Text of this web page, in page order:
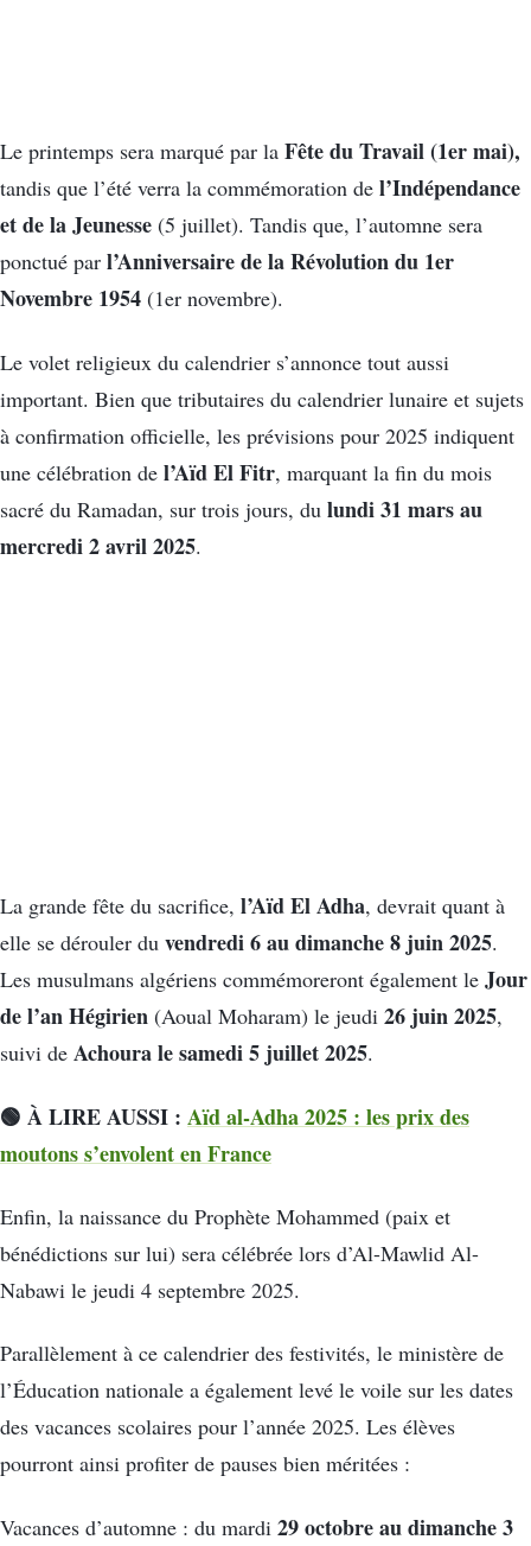
Le printemps sera marqué par la Fête du Travail (1er mai),
tandis que l’été verra la commémoration de l’Indépendance
et de la Jeunesse (5 juillet). Tandis que, l’automne sera
ponctué par l’Anniversaire de la Révolution du 1er
Novembre 1954 (1er novembre).
Le volet religieux du calendrier s’annonce tout aussi
important. Bien que tributaires du calendrier lunaire et sujets
à confirmation officielle, les prévisions pour 2025 indiquent
une célébration de l’Aïd El Fitr, marquant la fin du mois
sacré du Ramadan, sur trois jours, du lundi 31 mars au
mercredi 2 avril 2025.
La grande fête du sacrifice, l’Aïd El Adha, devrait quant à
elle se dérouler du vendredi 6 au dimanche 8 juin 2025.
Les musulmans algériens commémoreront également le Jour
de l’an Hégirien (Aoual Moharam) le jeudi 26 juin 2025,
suivi de Achoura le samedi 5 juillet 2025.
🟢 À LIRE AUSSI : Aïd al-Adha 2025 : les prix des
moutons s’envolent en France
Enfin, la naissance du Prophète Mohammed (paix et
bénédictions sur lui) sera célébrée lors d’Al-Mawlid Al-
Nabawi le jeudi 4 septembre 2025.
Parallèlement à ce calendrier des festivités, le ministère de
l’Éducation nationale a également levé le voile sur les dates
des vacances scolaires pour l’année 2025. Les élèves
pourront ainsi profiter de pauses bien méritées :
Vacances d’automne : du mardi 29 octobre au dimanche 3